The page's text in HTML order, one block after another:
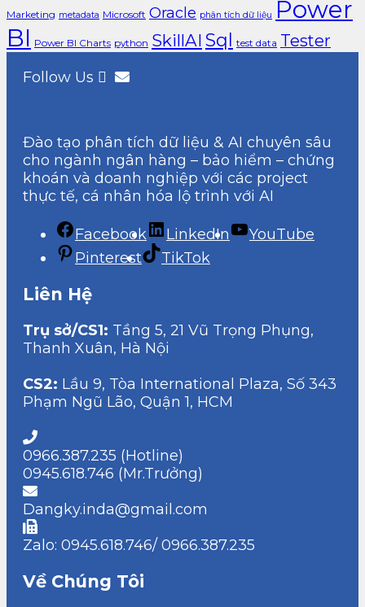
Marketing metadata Microsoft Oracle phân tích dữ liệu
Power
BI Power BI Charts python SkillAI Sql test data Tester
Follow Us
Đào tạo phân tích dữ liệu & AI chuyên sâu
cho ngành ngân hàng – bảo hiểm – chứng
khoán và doanh nghiệp với các project
thực tế, cá nhân hóa lộ trình với AI
Facebook LinkedIn
YouTube
Pinterest
TikTok
Liên Hệ
Trụ sở/CS1: Tầng 5, 21 Vũ Trọng Phụng,
Thanh Xuân, Hà Nội
CS2: Lầu 9, Tòa International Plaza, Số 343
Phạm Ngũ Lão, Quận 1, HCM
0966.387.235 (Hotline)
0945.618.746 (Mr.Trưởng)
Dangky.inda@gmail.com
Zalo: 0945.618.746/ 0966.387.235
Về Chúng Tôi